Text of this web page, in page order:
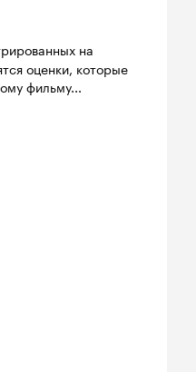
на
оценки, которые
фильму...